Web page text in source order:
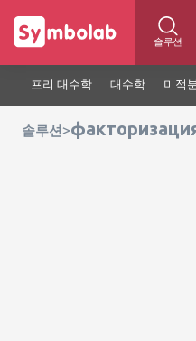
솔루션
프리 대수학 대수학 미적
솔루션 >